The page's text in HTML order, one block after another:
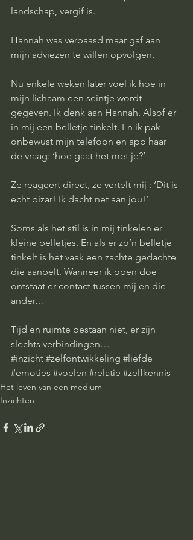
landschap, vergif is.
Hannah was verbaasd maar gaf aan
mijn adviezen te willen opvolgen.
Nu enkele weken later voel ik hoe in
mijn lichaam een seintje wordt
gegeven. Ik denk aan Hannah. Alsof er
in mij een belletje tinkelt. En ik pak
onbewust mijn telefoon en app haar
de vraag: ‘hoe gaat het met je?’
Ze reageert direct, ze vertelt mij : ‘Dit is
echt bizar! Ik dacht net aan jou!’
Soms als het stil is in mij tinkelen er
kleine belletjes. En als er zo’n belletje
tinkelt is het vaak een zachte gedachte
die aanbelt. Wanneer ik open doe
ontstaat er contact tussen mij en die
ander…
Tijd en ruimte bestaan niet, er zijn
slechts verbindingen…
#inzicht #zelfontwikkeling #liefde
#emoties #voelen #relatie #zelfkennis
Het leven van een medium
Inzichten